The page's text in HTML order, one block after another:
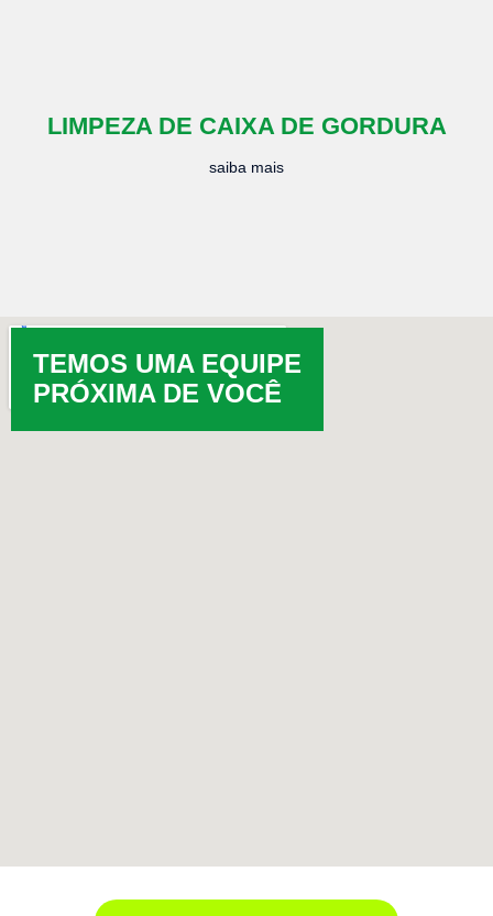
LIMPEZA DE CAIXA DE GORDURA
saiba mais
TEMOS UMA EQUIPE
PRÓXIMA DE VOCÊ